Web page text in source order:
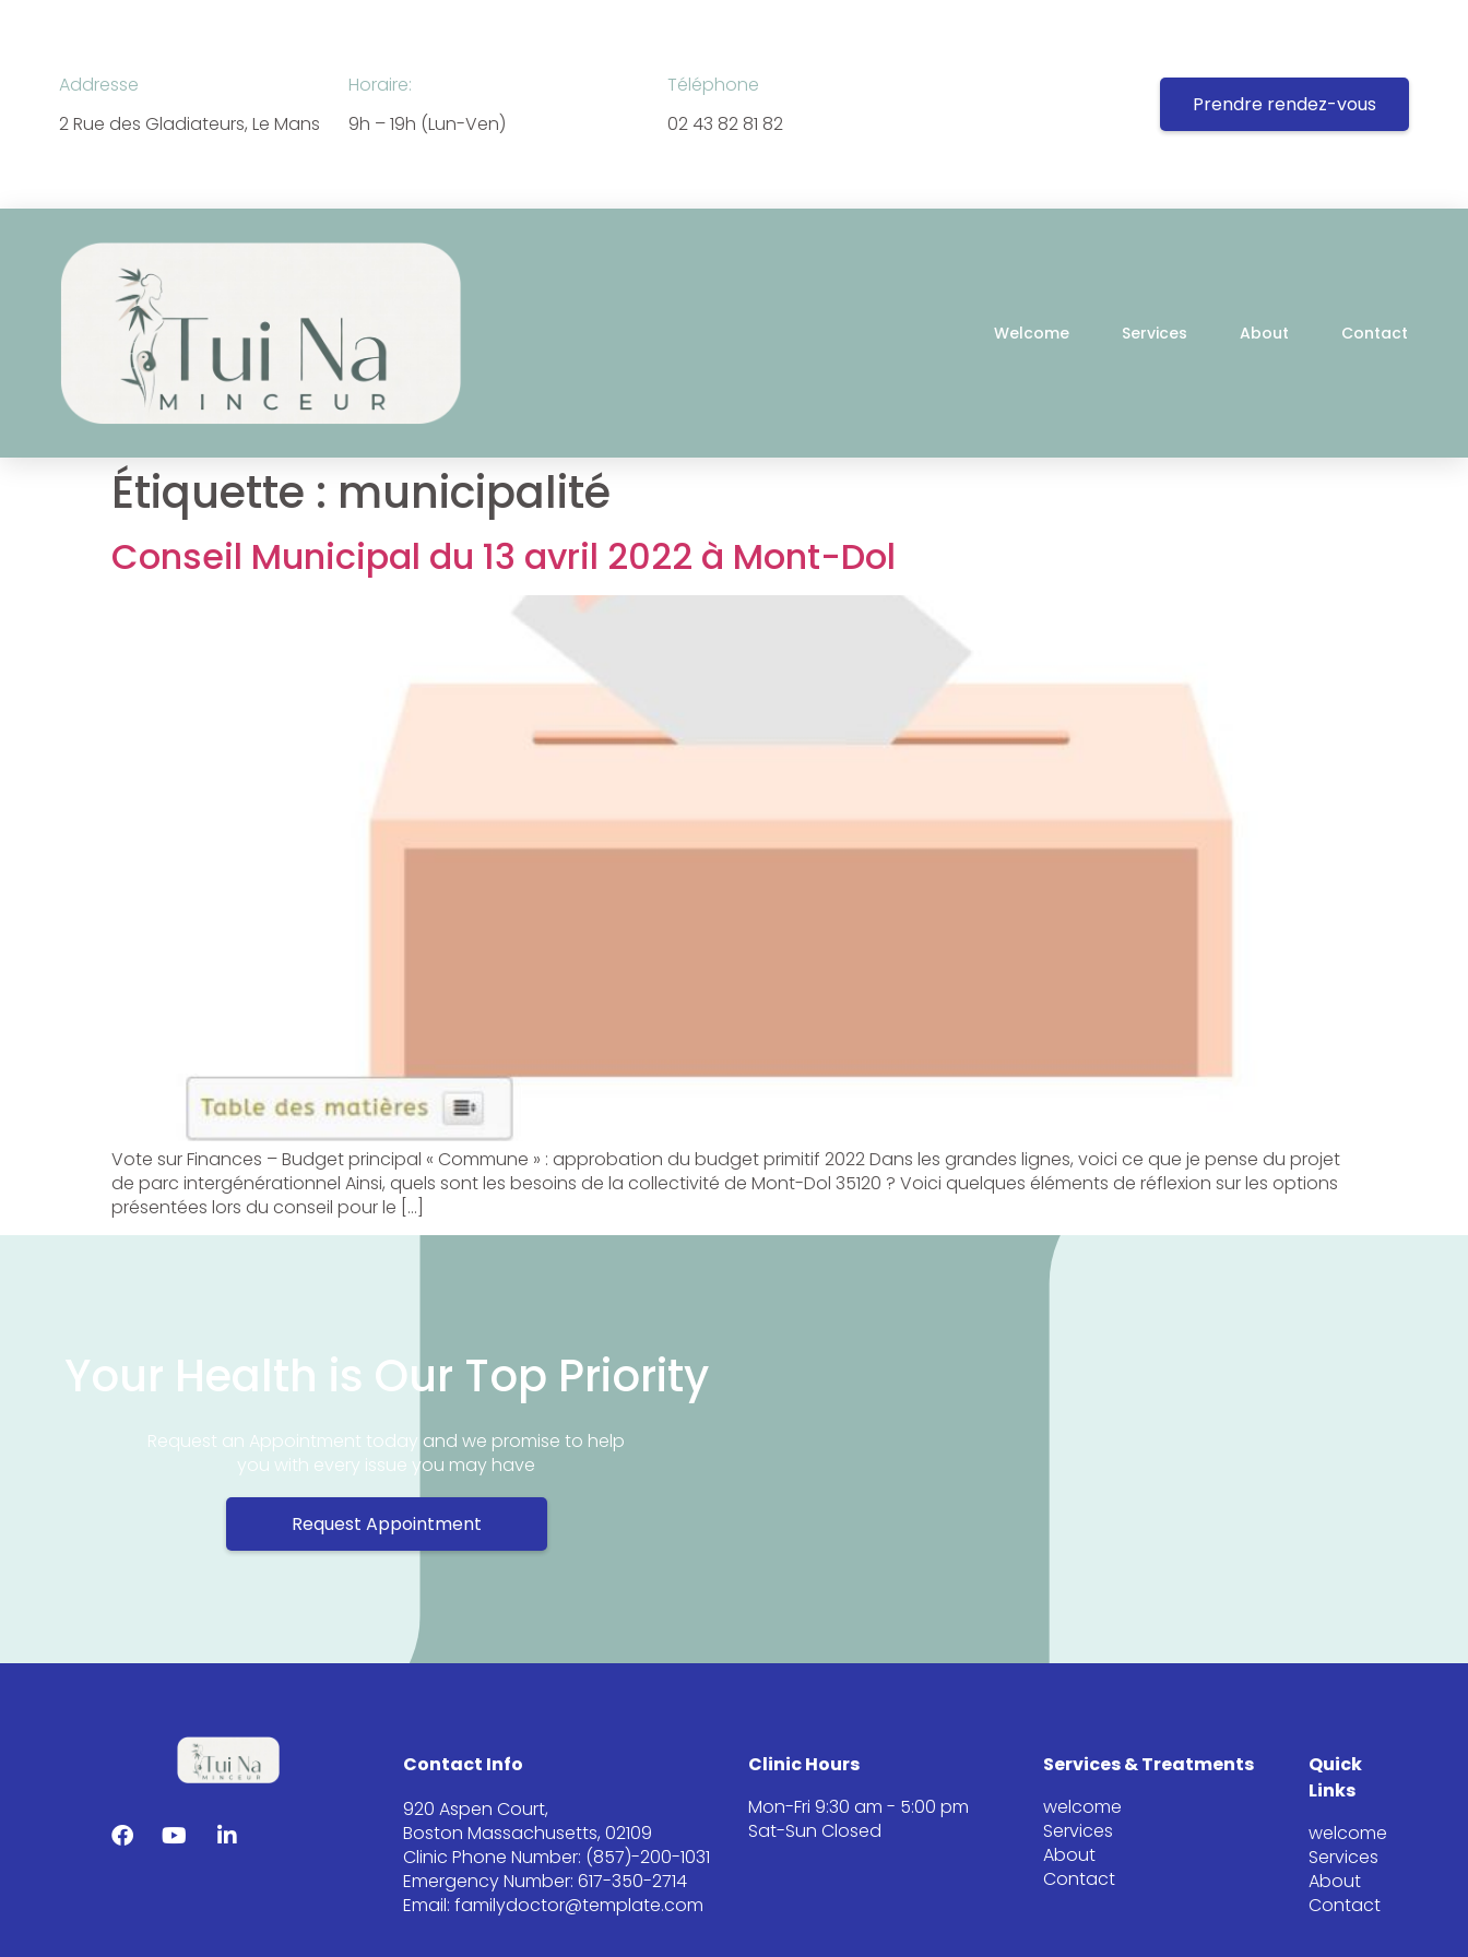
Addresse
2 Rue des Gladiateurs, Le Mans
Horaire:
9h – 19h (Lun-Ven)
Téléphone
02 43 82 81 82
Prendre rendez-vous
Welcome Services About Contact
Étiquette : municipalité
Conseil Municipal du 13 avril 2022 à Mont-Dol
Vote sur Finances – Budget principal « Commune » : approbation du budget primitif 2022 Dans les grandes lignes, voici ce que je pense du projet
de parc intergénérationnel Ainsi, quels sont les besoins de la collectivité de Mont-Dol 35120 ? Voici quelques éléments de réflexion sur les options
présentées lors du conseil pour le […]
Your Health is Our Top Priority
Request an Appointment today and we promise to help
you with every issue you may have
Request Appointment
Contact Info
920 Aspen Court,
Boston Massachusetts, 02109
Clinic Phone Number: (857)-200-1031
Emergency Number: 617-350-2714
Email: familydoctor@template.com
Clinic Hours
Mon-Fri 9:30 am - 5:00 pm
Sat-Sun Closed
Services & Treatments
welcome
Services
About
Contact
Quick
Links
welcome
Services
About
Contact